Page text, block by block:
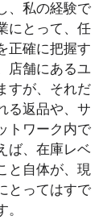
、私の経験で
にとって、任
正確に把握す
店舗にあるユ
すが、それだ
る返品や、サ
トワーク内で
ば、在庫レベ
と自体が、現
とってはすで